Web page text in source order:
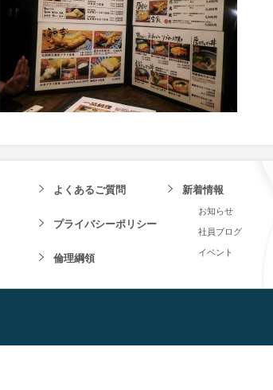
よくあるご質問
プライバシーポリシー
倫理綱領
新着情報
お知らせ
社員ブログ
イベント